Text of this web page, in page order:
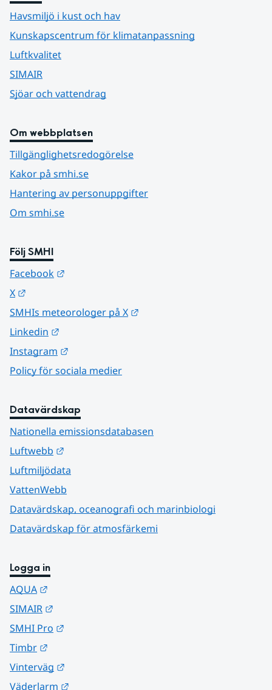
Havsmiljö i kust och hav
Kunskapscentrum för klimatanpassning
Luftkvalitet
SIMAIR
Sjöar och vattendrag
Om webbplatsen
Tillgänglighetsredogörelse
Kakor på smhi.se
Hantering av personuppgifter
Om smhi.se
Följ SMHI
Facebook
X
SMHIs meteorologer på X
Linkedin
Instagram
Policy för sociala medier
Datavärdskap
Nationella emissionsdatabasen
Luftwebb
Luftmiljödata
VattenWebb
Datavärdskap, oceanografi och marinbiologi
Datavärdskap för atmosfärkemi
Logga in
AQUA
SIMAIR
SMHI Pro
Timbr
Vinterväg
Väderlarm